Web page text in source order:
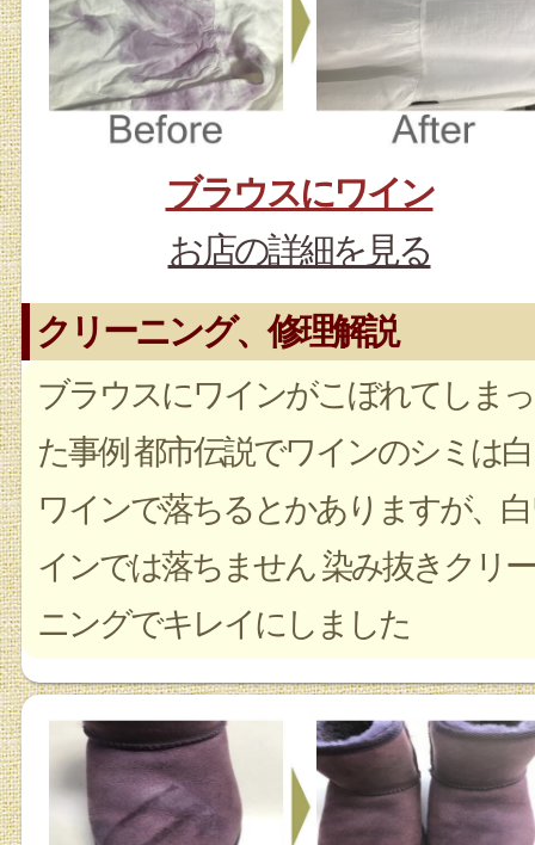
ブラウスにワイン
お店の詳細を見る
クリーニング、修理解説
ブラウスにワインがこぼれてしまっ
た事例 都市伝説でワインのシミは白
ワインで落ちるとかありますが、
インでは落ちません 染み抜きクリー
ニングでキレイにしました